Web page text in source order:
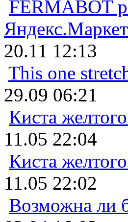
FERMABOT
20.11 12:13
This one
29.09 06:21
Киста
11.05 22:04
Киста
11.05 22:02
Возможна ли